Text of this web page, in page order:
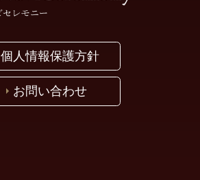
個人情報保護方針
お問い合わせ